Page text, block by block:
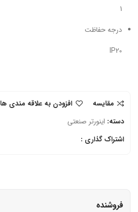
1
درجه حفاظت
IP20
مقایسه
افزودن به علاقه مندی ها
دسته: اینورتر صنعتی
اشتراک گذاری :
فروشنده